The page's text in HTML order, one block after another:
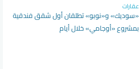
عقارات
«سوديك» و«نوبو» تطلقان أول شقق فندقية
بمشروع «أوجامي» خلال أيام